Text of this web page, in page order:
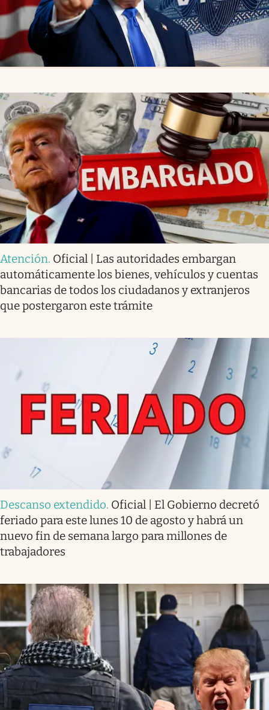
Atención. Oficial | Las autoridades embargan
automáticamente los bienes, vehículos y cuentas
bancarias de todos los ciudadanos y extranjeros
que postergaron este trámite
Descanso extendido. Oficial | El Gobierno decretó
feriado para este lunes 10 de agosto y habrá un
nuevo fin de semana largo para millones de
trabajadores